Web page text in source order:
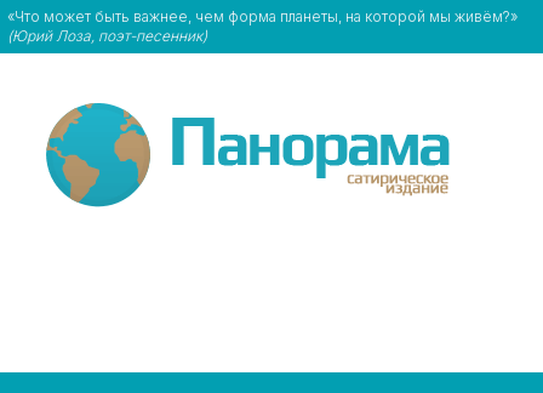
«Что может быть важнее, чем форма планеты, на которой мы живём?»
(Юрий Лоза, поэт-песенник)